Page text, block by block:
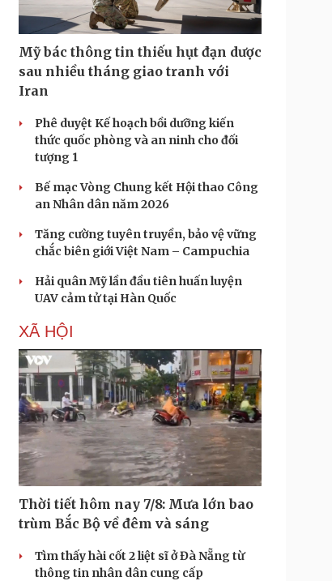
Mỹ bác thông tin thiếu hụt đạn dược
sau nhiều tháng giao tranh với
Iran
Phê duyệt Kế hoạch bồi dưỡng kiến
thức quốc phòng và an ninh cho đối
tượng 1
Bế mạc Vòng Chung kết Hội thao Công
an Nhân dân năm 2026
Tăng cường tuyên truyền, bảo vệ vững
chắc biên giới Việt Nam – Campuchia
Hải quân Mỹ lần đầu tiên huấn luyện
UAV cảm tử tại Hàn Quốc
XÃ HỘI
Thời tiết hôm nay 7/8: Mưa lớn bao
trùm Bắc Bộ về đêm và sáng
Tìm thấy hài cốt 2 liệt sĩ ở Đà Nẵng từ
thông tin nhân dân cung cấp